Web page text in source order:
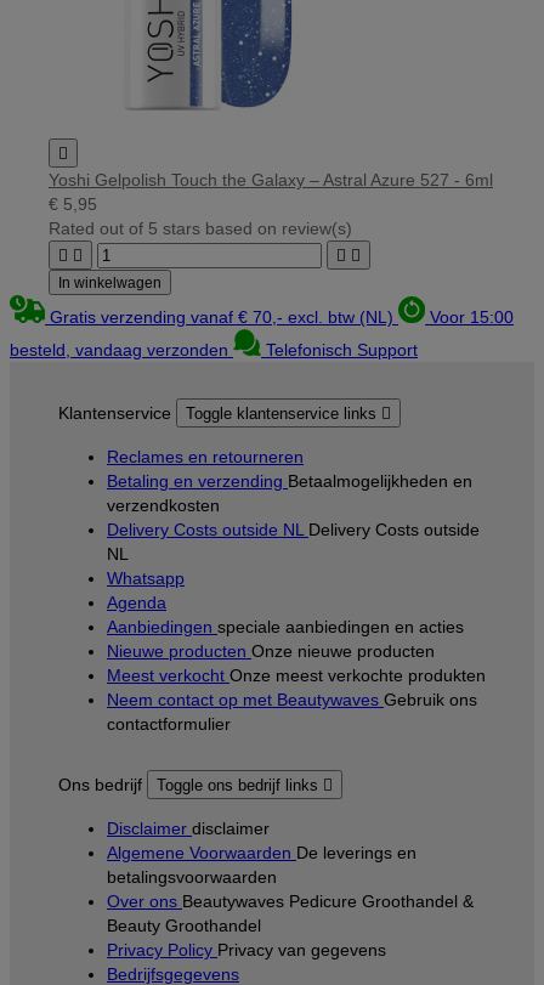

Yoshi Gelpolish Touch the Galaxy – Astral Azure 527 - 6ml
€ 5,95
Rated out of 5 stars based on review(s)
   
In winkelwagen
Gratis verzending vanaf € 70,- excl. btw (NL)
Voor 15:00
besteld, vandaag verzonden
Telefonisch Support
Klantenservice Toggle klantenservice links 
Reclames en retourneren
Betaling en verzending Betaalmogelijkheden en
verzendkosten
Delivery Costs outside NL Delivery Costs outside
NL
Whatsapp
Agenda
Aanbiedingen speciale aanbiedingen en acties
Nieuwe producten Onze nieuwe producten
Meest verkocht Onze meest verkochte produkten
Neem contact op met Beautywaves Gebruik ons
contactformulier
Ons bedrijf Toggle ons bedrijf links 
Disclaimer disclaimer
Algemene Voorwaarden De leverings en
betalingsvoorwaarden
Over ons Beautywaves Pedicure Groothandel &
Beauty Groothandel
Privacy Policy Privacy van gegevens
Bedrijfsgegevens